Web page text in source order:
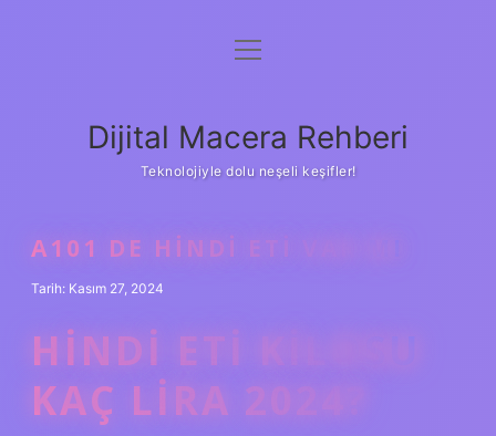
Anasayfa
Yasal Uyarı
menüyü
Dijital Macera Rehberi
Teknolojiyle dolu neşeli keşifler!
A101 DE HINDI ETI VAR MI
Tarih: Kasım 27, 2024
HINDI ETI KILOSU
KAÇ LIRA 2024?